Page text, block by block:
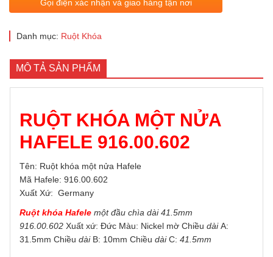
Gọi điện xác nhận và giao hàng tận nơi
Danh mục: Ruột Khóa
MÔ TẢ SẢN PHẨM
RUỘT KHÓA MỘT NỬA
HAFELE 916.00.602
Tên: Ruột khóa một nửa Hafele
Mã Hafele: 916.00.602
Xuất Xứ: Germany
Ruột khóa Hafele một đầu chìa dài 41.5mm
916.00.602 Xuất xứ: Đức Màu: Nickel mờ Chiều dàiA:
31.5mm Chiều dàiB: 10mm Chiều dàiC: 41.5mm